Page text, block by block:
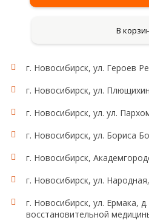
В
г. Новосибирск, ул. Героев
г. Новосибирск, ул.
г. Новосибирск, ул. ул.
г. Новосибирск, ул. Бориса
г. Новосибирск,
г. Новосибирск, ул.
г. Новосибирск, ул. Ермака,
восстановительной